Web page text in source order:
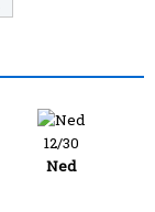
12/30
Ned